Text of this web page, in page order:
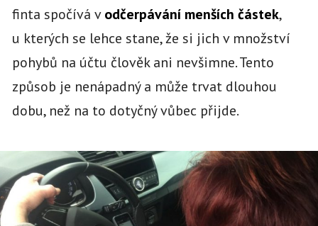
finta spočívá vodčerpávání menších částek,
u kterých se lehce stane, že si jich v množství
pohybů na účtu člověk ani nevšimne. Tento
způsob je nenápadný a může trvat dlouhou
dobu, než na to dotyčný vůbec přijde.